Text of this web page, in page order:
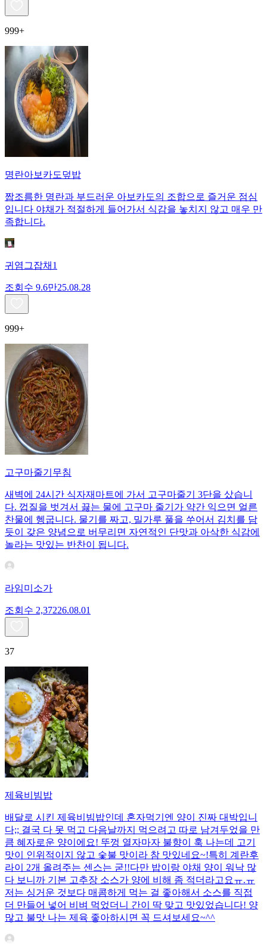
999+
명란아보카도덮밥
짭조름한 명란과 부드러운 아보카도의 조합으로 즐거운 점심
입니다 야채가 적절하게 들어가서 식감을 놓치지 않고 매우 만
족합니다.
귀염그잡채1
조회수 9.6만25.08.28
999+
고구마줄기무침
새벽에 24시간 식자재마트에 가서 고구마줄기 3단을 샀습니
다. 껍질을 벗겨서 끓는 물에 고구마 줄기가 약간 익으면 얼른
찬물에 헹굽니다. 물기를 짜고, 밀가루 풀을 쑤어서 김치를 담
듯이 갖은 양념으로 버무리면 자연적인 단맛과 아삭한 식감에
놀라는 맛있는 반찬이 됩니다.
라임미소가
조회수 2,37226.08.01
37
제육비빔밥
배달로 시킨 제육비빔밥인데 혼자먹기엔 양이 진짜 대박입니
다;; 결국 다 못 먹고 다음날까지 먹으려고 따로 남겨두었을 만
큼 혜자로운 양이에요! 뚜껑 열자마자 불향이 훅 나는데 고기
맛이 인위적이지 않고 숯불 맛이라 참 맛있네요~!특히 계란후
라이 2개 올려주는 센스는 굳!! ​다만 밥이랑 야채 양이 워낙 많
다 보니까 기본 고추장 소스가 양에 비해 좀 적더라고요ㅠ.ㅠ
저는 싱거운 것보다 매콤하게 먹는 걸 좋아해서 소스를 직접
더 만들어 넣어 비벼 먹었더니 간이 딱 맞고 맛있었습니다! 양
많고 불맛 나는 제육 좋아하시면 꼭 드셔보세요~^^